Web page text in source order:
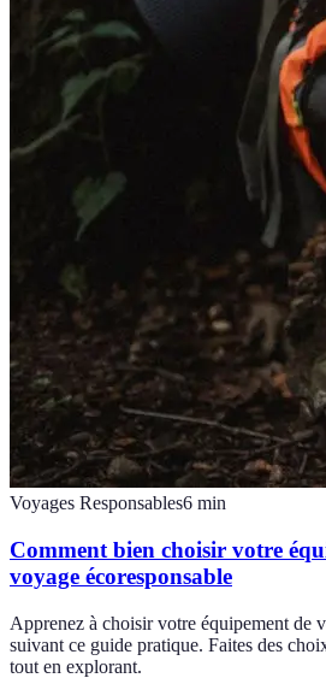
Voyages Responsables6 min
Comment bien choisir votre
voyage écoresponsable
Apprenez à choisir votre équipement de
suivant ce guide pratique. Faites des
tout en explorant.